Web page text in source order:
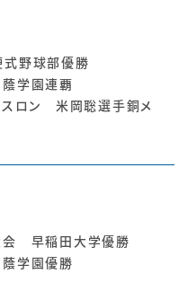
野球部優勝
学園連覇
スロン 米岡聡選手銅メ
会 早稲田大学優勝
学園優勝